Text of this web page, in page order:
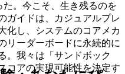
た。今こそ、生き残るのを
ガイドは、カジュアルプレ
化し、システムのコアメカ
リーダーボードに永続的に
。我々は「サンドボック
コアの実現可能性を決定す